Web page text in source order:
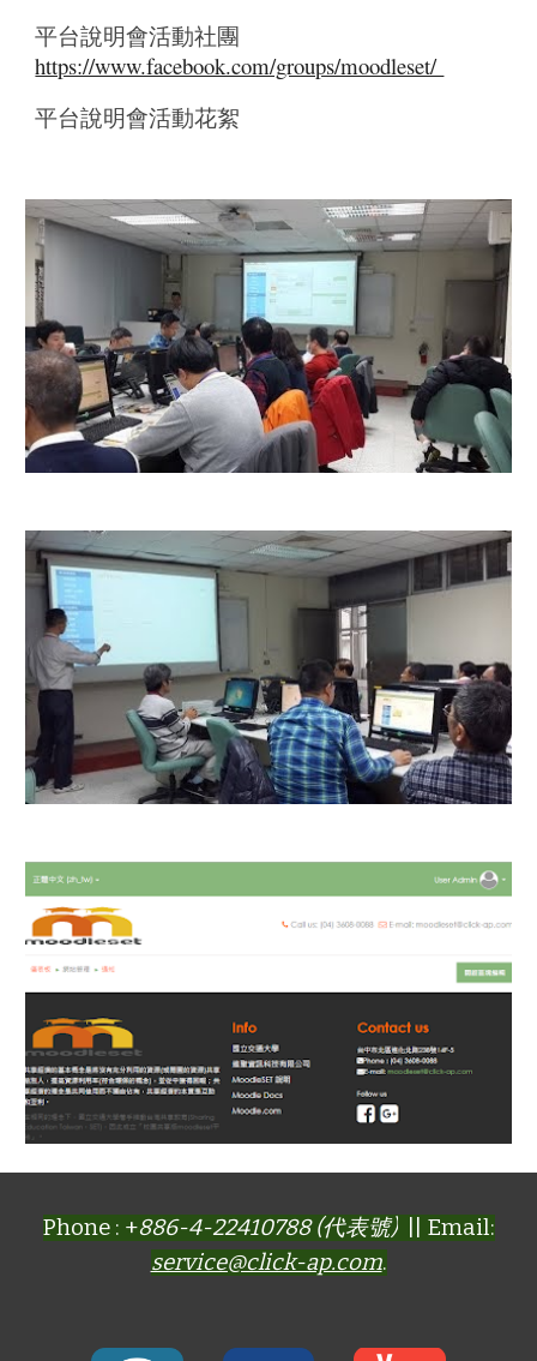
平台說明會活動社團
https://www.facebook.com/groups/moodleset/
平台說明會活動花絮
Phone : +886-4-22410788 (代表號)|| Email:
service@click-ap.com.